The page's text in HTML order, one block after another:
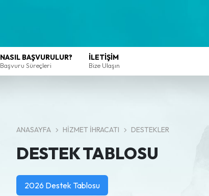
NASIL BAŞVURULUR?
Başvuru Süreçleri
İLETİŞİM
Bize Ulaşın
ANASAYFA HİZMET İHRACATI DESTEKLER
DESTEK TABLOSU
2026 Destek Tablosu